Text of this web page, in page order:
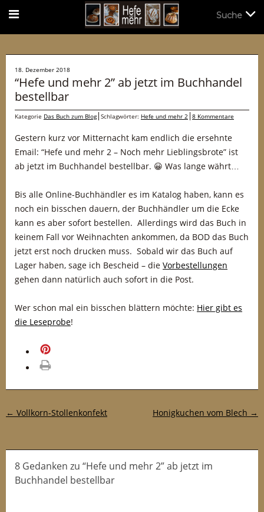
18. Dezember 2018
“Hefe und mehr 2” ab jetzt im Buchhandel
bestellbar
Kategorie Das Buch zum Blog Schlagwörter: Hefe und mehr 2 8 Kommentare
Gestern kurz vor Mitternacht kam endlich die ersehnte
Email: “Hefe und mehr 2 – Noch mehr Lieblingsbrote” ist
ab jetzt im Buchhandel bestellbar. 😀 Was lange währt…
Bis alle Online-Buchhändler es im Katalog haben, kann es
noch ein bisschen dauern, der Buchhändler um die Ecke
kann es aber sofort bestellen. Allerdings wird das Buch in
keinem Fall vor Weihnachten ankommen, da BOD das Buch
jetzt erst noch drucken muss. Sobald wir das Buch auf
Lager haben, sage ich Bescheid – die Vorbestellungen
gehen dann natürlich auch sofort in die Post.
Wer schon mal ein bisschen blättern möchte: Hier gibt es
die Leseprobe!
Post-Navigation
← Vollkorn-Stollenkonfekt Honigkuchen vom Blech →
8 Gedanken zu “Hefe und mehr 2” ab jetzt im
Buchhandel bestellbar
Suche
Suche